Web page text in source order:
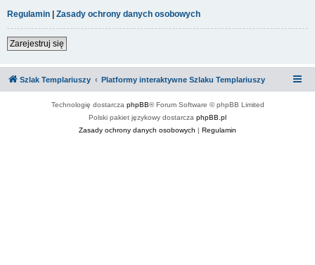
Regulamin | Zasady ochrony danych osobowych
Zarejestruj się
Szlak Templariuszy Platformy interaktywne Szlaku Templariuszy
Technologię dostarcza phpBB® Forum Software © phpBB Limited
Polski pakiet językowy dostarcza phpBB.pl
Zasady ochrony danych osobowych | Regulamin